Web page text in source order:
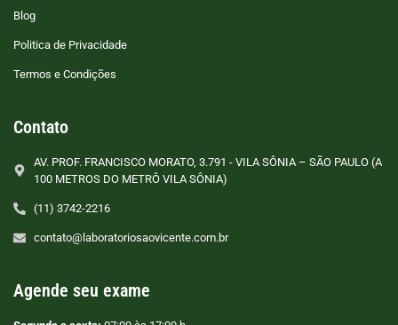
Blog
Politica de Privacidade
Termos e Condições
Contato
AV. PROF. FRANCISCO MORATO, 3.791 - VILA SÔNIA – SÃO PAULO (A
100 METROS DO METRÔ VILA SÔNIA)
(11) 3742-2216
contato@laboratoriosaovicente.com.br
Agende seu exame